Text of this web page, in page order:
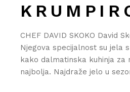
CHEF DAVID SKOKO David
Njegova specijalnost su jela
kako dalmatinska kuhinja za
najbolja. Najdraže jelo u